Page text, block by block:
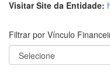
Visitar Site da Entidade:
Filtrar por Vínculo